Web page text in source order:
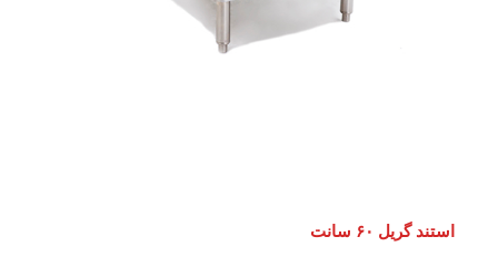
استند گریل ۶۰ سانت